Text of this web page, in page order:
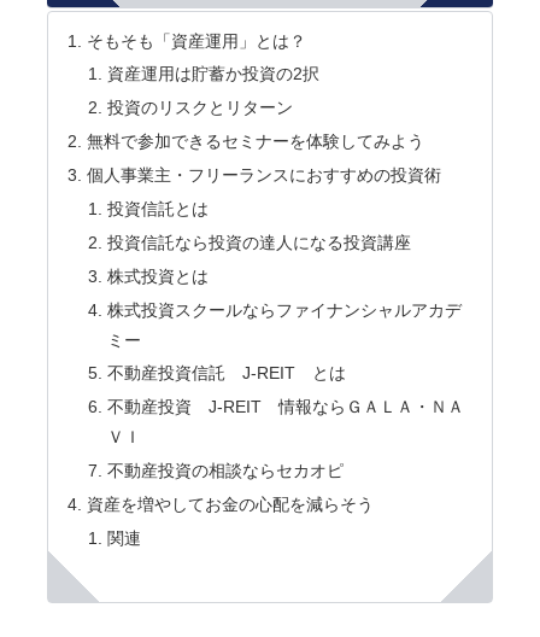
そもそも「資産運用」とは？
資産運用は貯蓄か投資の2択
投資のリスクとリターン
無料で参加できるセミナーを体験してみよう
個人事業主・フリーランスにおすすめの投資術
投資信託とは
投資信託なら投資の達人になる投資講座
株式投資とは
株式投資スクールならファイナンシャルアカデ
ミー
不動産投資信託 J-REIT とは
不動産投資 J-REIT 情報ならＧＡＬＡ・ＮＡ
ＶＩ
不動産投資の相談ならセカオピ
資産を増やしてお金の心配を減らそう
関連